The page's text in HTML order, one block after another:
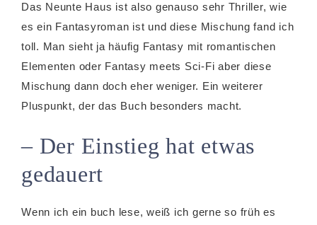
Das Neunte Haus ist also genauso sehr Thriller, wie
es ein Fantasyroman ist und diese Mischung fand ich
toll. Man sieht ja häufig Fantasy mit romantischen
Elementen oder Fantasy meets Sci-Fi aber diese
Mischung dann doch eher weniger. Ein weiterer
Pluspunkt, der das Buch besonders macht.
– Der Einstieg hat etwas
gedauert
Wenn ich ein buch lese, weiß ich gerne so früh es